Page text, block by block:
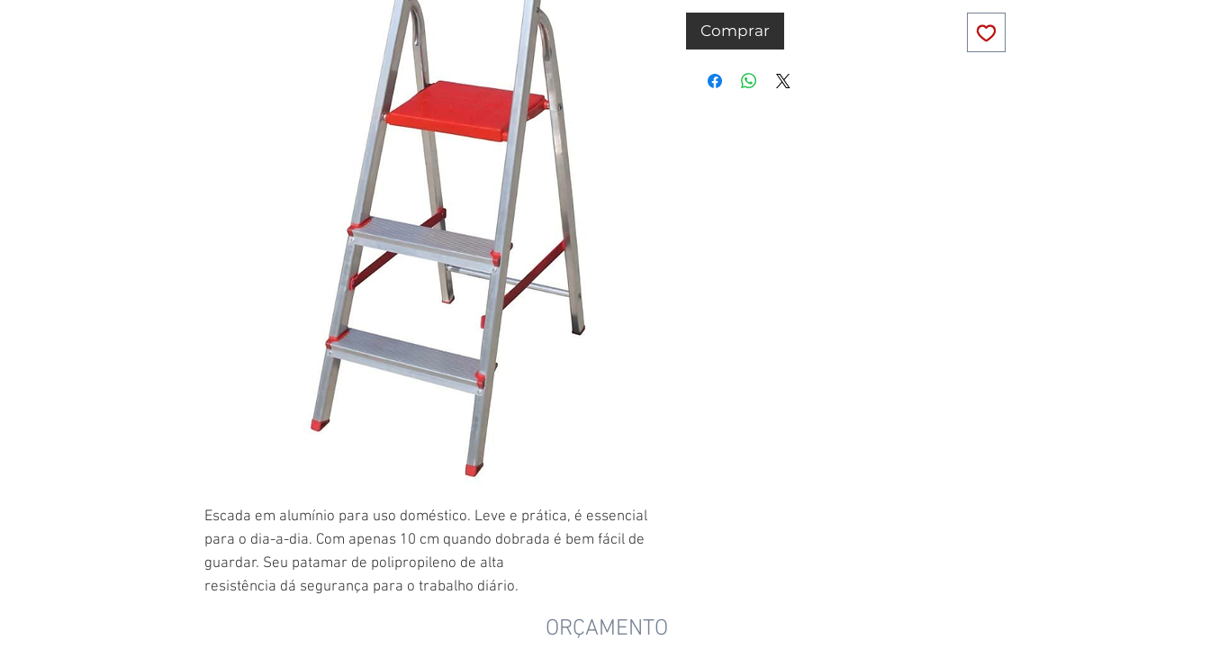
Escada em alumínio para uso doméstico. Leve e prática, é essencial
para o dia-a-dia. Com apenas 10 cm quando dobrada é bem fácil de
guardar. Seu patamar de polipropileno de alta
resistência dá segurança para o trabalho diário.
Comprar
ORÇAMENTO